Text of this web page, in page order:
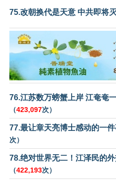
75.改朝换代是天意 中共即将
76.江苏数万螃蟹上岸 江奄奄
（423,097次）
77.最让章天亮博士感动的一
次）
78.绝对世界无二！江泽民的外
（422,193次）